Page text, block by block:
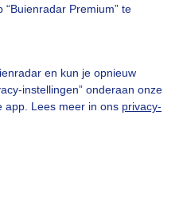
Premium” te
en kun je opnieuw
instellingen” onderaan onze
app. Lees meer in ons privacy-